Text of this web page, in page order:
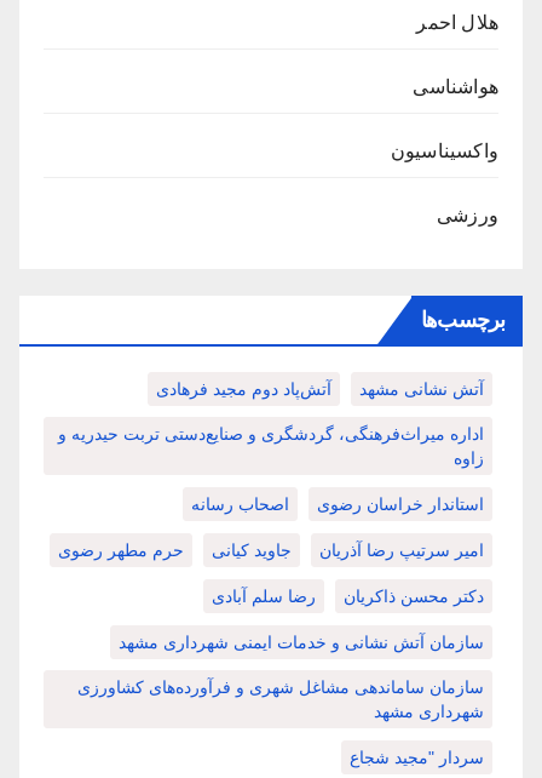
هلال احمر
هواشناسی
واکسیناسیون
ورزشی
برچسب‌ها
آتش نشانی مشهد آتش‌پاد دوم مجید فرهادی
اداره میراث‌فرهنگی، گردشگری و صنایع‌دستی تربت حیدریه و
زاوه
استاندار خراسان رضوی اصحاب رسانه
امیر سرتیپ رضا آذریان جاوید کیانی حرم مطهر رضوی
دکتر محسن ذاکریان رضا سلم آبادی
سازمان آتش نشانی و خدمات ایمنی شهرداری مشهد
سازمان ساماندهی مشاغل شهری و فرآورده‌های کشاورزی
شهرداری مشهد
سردار "مجید شجاع